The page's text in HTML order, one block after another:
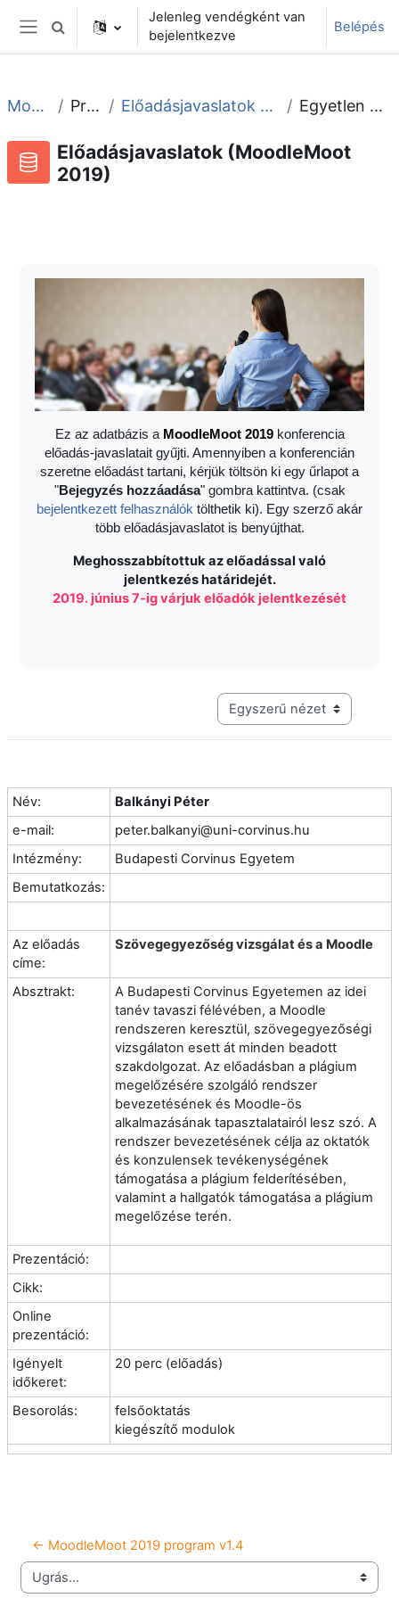
Tovább a fő tartalomhoz
Oldalpanel
Keresési bemeneti adatok váltása
Jelenleg vendégként van
bejelentkezve
Belépés
Moot2019 Program Előadásjavaslatok (MoodleMoot 2019) Egyetlen megtekintése
Előadásjavaslatok (MoodleMoot
2019)
Ez az adatbázis a MoodleMoot 2019konferencia
előadás-javaslatait gyűjti. Amennyiben a konferencián
szeretne előadást tartani, kérjük töltsön ki egy űrlapot a
"Bejegyzés hozzáadása" gombra kattintva. (csak
bejelentkezett felhasználók tölthetik ki). Egy szerző akár
több előadásjavaslatot is benyújthat.
Meghosszabbítottuk az előadással való
jelentkezés határidejét.
2019. június 7-ig várjuk előadók jelentkezését
Harmadik szintű navigáció
Név:
Balkányi Péter
e-mail:
peter.balkanyi@uni-corvinus.hu
Intézmény:
Budapesti Corvinus Egyetem
Bemutatkozás:
Az előadás
címe:
Szövegegyezőség vizsgálat és a Moodle
Absztrakt:
A Budapesti Corvinus Egyetemen az idei
tanév tavaszi félévében, a Moodle
rendszeren keresztül, szövegegyezőségi
vizsgálaton esett át minden beadott
szakdolgozat. Az előadásban a plágium
megelőzésére szolgáló rendszer
bevezetésének és Moodle-ös
alkalmazásának tapasztalatairól lesz szó. A
rendszer bevezetésének célja az oktatók
és konzulensek tevékenységének
támogatása a plágium felderítésében,
valamint a hallgatók támogatása a plágium
megelőzése terén.
Prezentáció:
Cikk:
Online
prezentáció:
Igényelt
időkeret:
20 perc (előadás)
Besorolás:
felsőoktatás
kiegészítő modulok
← MoodleMoot 2019 program v1.4
Ugrás...